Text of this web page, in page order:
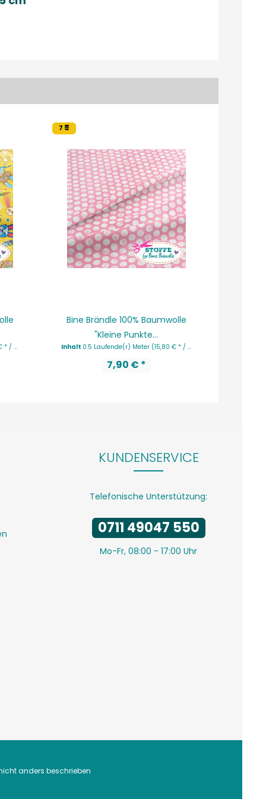
Meter)
7
Bine Brändle 100% Baumwolle
"Kleine Punkte...
Inhalt 0.5 Laufende(r) Meter (15,80 € * / 1 Laufende(r) Meter)
7,90 € *
KUNDENSERVICE
Telefonische Unterstützung:
0711 49047 550
Mo-Fr, 08:00 - 17:00 Uhr
anders beschrieben